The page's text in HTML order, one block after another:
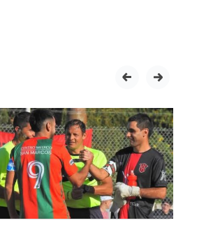
prev next